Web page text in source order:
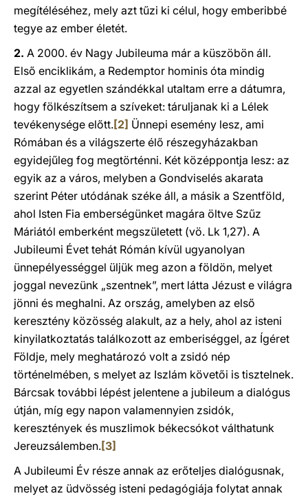
megítéléséhez, mely azt tűzi ki célul, hogy emberibbé
tegye az ember életét.
2. A 2000. év Nagy Jubileuma már a küszöbön áll.
Első enciklikám, a Redemptor hominis óta mindig
azzal az egyetlen szándékkal utaltam erre a dátumra,
hogy fölkészítsem a szíveket: táruljanak ki a Lélek
tevékenysége előtt.[2] Ünnepi esemény lesz, ami
Rómában és a világszerte élő részegyházakban
egyidejűleg fog megtörténni. Két középpontja lesz: az
egyik az a város, melyben a Gondviselés akarata
szerint Péter utódának széke áll, a másik a Szentföld,
ahol Isten Fia emberségünket magára öltve Szűz
Máriától emberként megszületett (vö. Lk 1,27). A
Jubileumi Évet tehát Rómán kívül ugyanolyan
ünnepélyességgel üljük meg azon a földön, melyet
joggal nevezünk „szentnek”, mert látta Jézust e világra
jönni és meghalni. Az ország, amelyben az első
keresztény közösség alakult, az a hely, ahol az isteni
kinyilatkoztatás találkozott az emberiséggel, az Ígéret
Földje, mely meghatározó volt a zsidó nép
történelmében, s melyet az Iszlám követői is tisztelnek.
Bárcsak további lépést jelentene a jubileum a dialógus
útján, míg egy napon valamennyien zsidók,
keresztények és muszlimok békecsókot válthatunk
Jereuzsálemben.[3]
A Jubileumi Év része annak az erőteljes dialógusnak,
melyet az üdvösség isteni pedagógiája folytat annak